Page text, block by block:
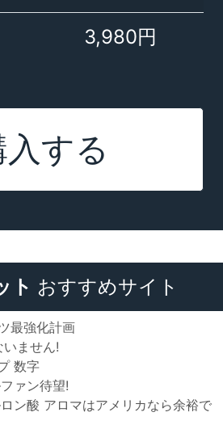
3,980円
入する
ト おすすめサイト
最強化計画
ません!
数字
ァン待望!
ン酸 アロマはアメリカなら余裕で